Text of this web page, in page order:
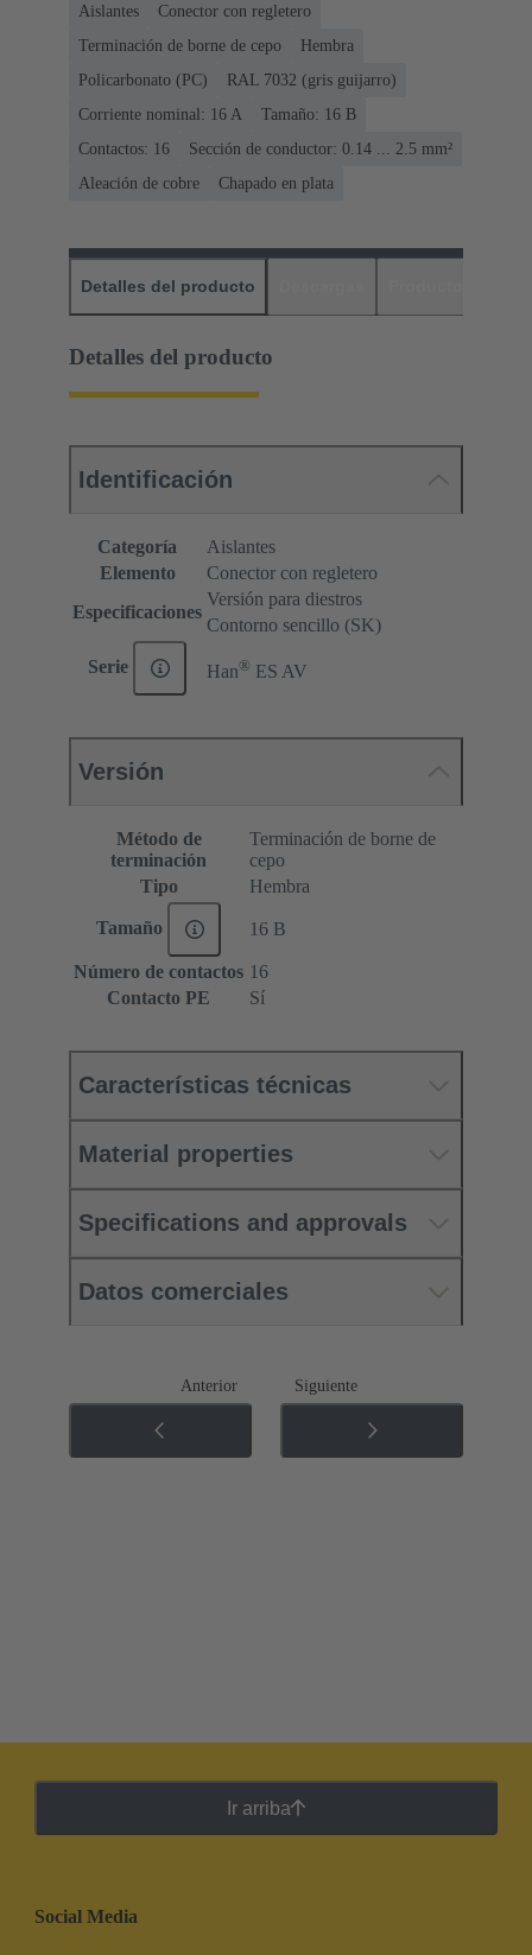
Aislantes
Conector con regletero
Terminación de borne de cepo
Hembra
Policarbonato (PC)
RAL 7032 (gris guijarro)
Corriente nominal: ‌16 A
Tamaño: 16 B
Contactos: 16
Sección de conductor: 0.14 ... 2.5 mm²
Aleación de cobre
Chapado en plata
Detalles del producto
Detalles del producto
Identificación
Categoría
Aislantes
Elemento
Conector con regletero
Especificaciones
Versión para diestros
Contorno sencillo (SK)
Serie Han® ES AV
Versión
Método de
terminación
Terminación de borne de
cepo
Tipo
Hembra
Tamaño 16 B
Número de contactos 16
Contacto PE
Sí
Características técnicas
Material properties
Specifications and approvals
Datos comerciales
Anterior Siguiente
Ir arriba
Social Media